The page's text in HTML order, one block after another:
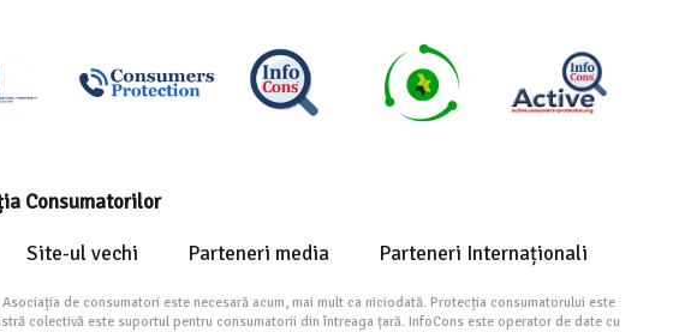
Consumatorilor
Site-ul vechi Parteneri media Parteneri Internaționali
de consumatori este necesară acum, mai mult ca niciodată. Protecția consumatorului este
colectivă este suportul pentru consumatorii din întreaga țară. InfoCons este operator de date cu